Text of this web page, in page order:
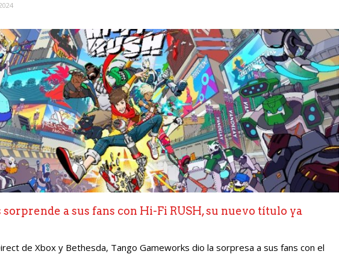
a sus fans con Hi-Fi RUSH, su nuevo título ya
de Xbox y Bethesda, Tango Gameworks dio la sorpresa a sus fans con el